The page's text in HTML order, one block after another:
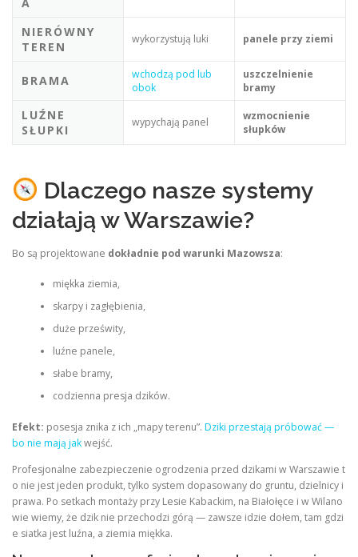
NIERÓWNY
TEREN
wykorzystują luki panele przy ziemi
BRAMA
wchodzą pod lub
obok
uszczelnienie
bramy
LUŹNE
SŁUPKI
wypychają panel
wzmocnienie
słupków
Dlaczego nasze systemy
działają w Warszawie?
Bo są projektowane dokładnie pod warunki Mazowsza:
miękka ziemia,
skarpy i zagłębienia,
duże prześwity,
luźne panele,
słabe bramy,
codzienna presja dzików.
Efekt: posesja znika z ich „mapy terenu”. Dziki przestają próbować —
bo nie mają jakwejść.
Profesjonalne zabezpieczenie ogrodzenia przed dzikami w Warszawie t
o nie jest jeden produkt, tylko system dopasowany do gruntu, dzielnicy i
prawa. Po setkach montaży przy Lesie Kabackim, na Białołęce i w Wilano
wie wiemy, że dzik nie przechodzi górą — zawsze idzie dołem, tam gdzi
e siatka jest luźna, a ziemia miękka.